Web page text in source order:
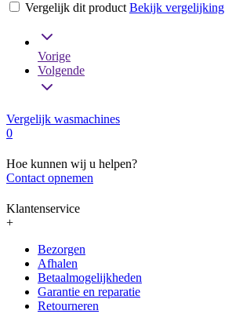
Vergelijk dit product Bekijk vergelijking
Vorige
Volgende
Vergelijk wasmachines
0
Hoe kunnen wij u helpen?
Contact opnemen
Klantenservice
+
Bezorgen
Afhalen
Betaalmogelijkheden
Garantie en reparatie
Retourneren